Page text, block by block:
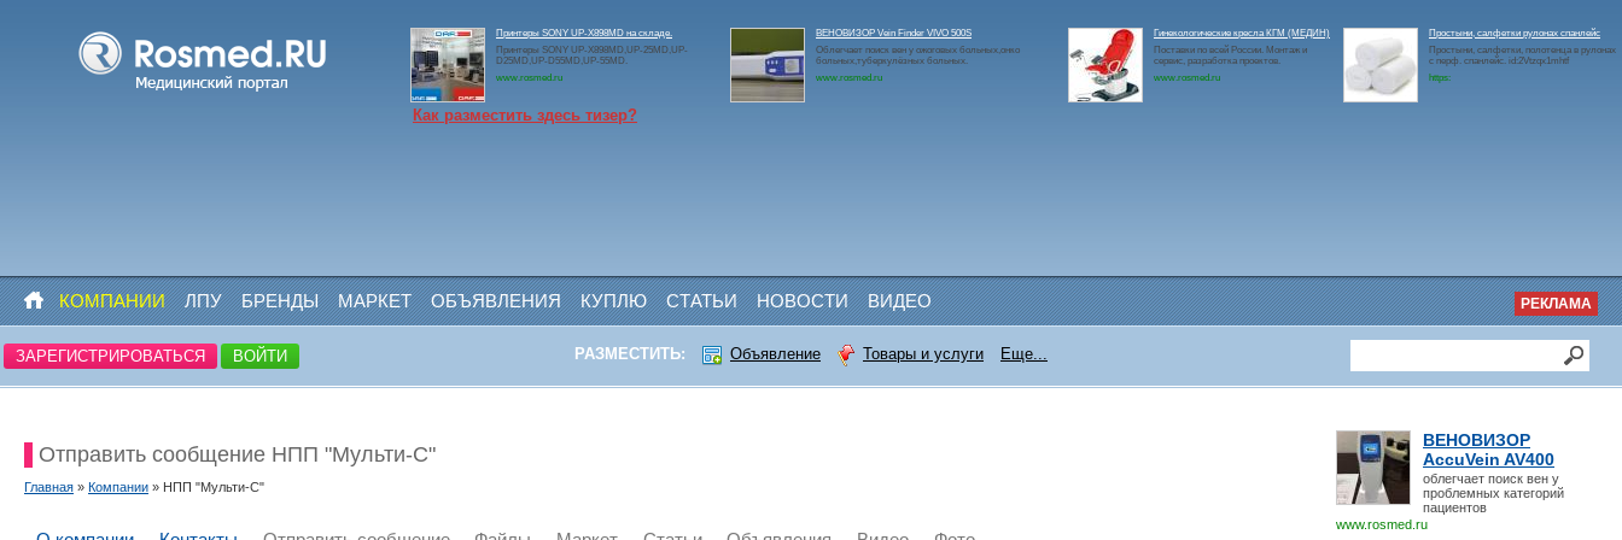
Принтеры SONY UP-X898MD на складе.
Принтеры SONY UP-X898MD,UP-25MD,UP-
D25MD,UP-D55MD,UP-55MD.
www.rosmed.ru
ВЕНОВИЗОР Vein Finder VIVO 500S
Облегчает поиск вен у ожоговых больных,онко
больных,туберкулёзных больных.
www.rosmed.ru
Гинекологические кресла КГМ (МЕДИН)
Поставки по всей России. Монтаж и
сервис, разработка проектов.
www.rosmed.ru
Простыни, салфетки рулонах спанлейс
Простыни, салфетки, полотенца в рулонах
с перф. спанлейс. id:2Vtzqx1mhtf
https:
Как разместить здесь тизер?
КОМПАНИИ ЛПУ БРЕНДЫ МАРКЕТ ОБЪЯВЛЕНИЯ КУПЛЮ СТАТЬИ НОВОСТИ ВИДЕО РЕКЛАМА
ЗАРЕГИСТРИРОВАТЬСЯ ВОЙТИ РАЗМЕСТИТЬ: Объявление Товары и услуги Еще...
ВЕНОВИЗОР
AccuVein AV400
облегчает поиск вен у
проблемных категорий
пациентов
www.rosmed.ru
Отправить сообщение НПП "Мульти-С"
Главная » Компании » НПП "Мульти-С"